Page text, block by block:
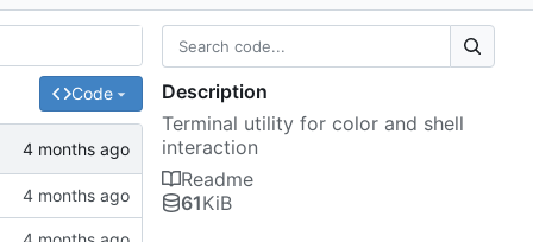
Code
Description
Terminal utility for color and shell
interaction
Readme
61KiB